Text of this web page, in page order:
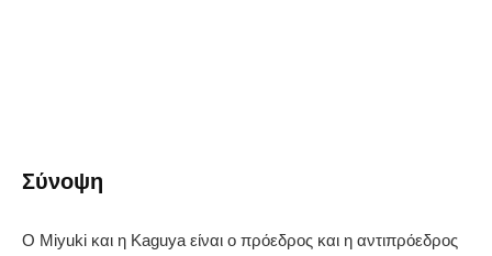
Σύνοψη
Ο Miyuki και η Kaguya είναι ο πρόεδρος και η αντιπρόεδρος